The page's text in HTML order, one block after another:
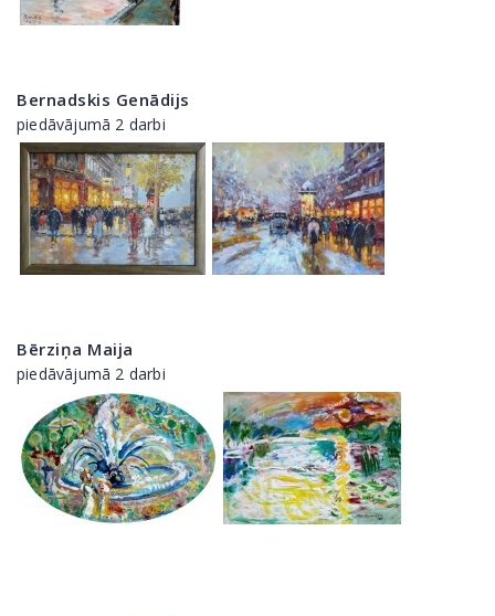
Bernadskis Genādijs
piedāvājumā 2 darbi
Bērziņa Maija
piedāvājumā 2 darbi